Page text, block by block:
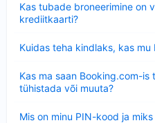
Kas tubade broneerimine on
krediitkaarti?
Kuidas teha kindlaks, kas
Kas ma saan Booking.com-
tühistada või muuta?
Mis on minu PIN-kood ja